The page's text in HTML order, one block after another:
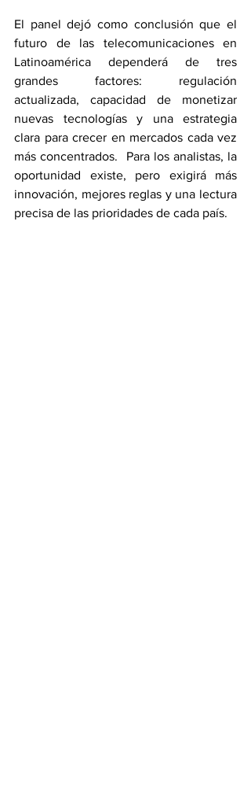
El panel dejó como conclusión que el
futuro de las telecomunicaciones en
Latinoamérica dependerá de tres
grandes factores: regulación
actualizada, capacidad de monetizar
nuevas tecnologías y una estrategia
clara para crecer en mercados cada vez
más concentrados.  Para los analistas, la
oportunidad existe, pero exigirá más
innovación, mejores reglas y una lectura
precisa de las prioridades de cada país.